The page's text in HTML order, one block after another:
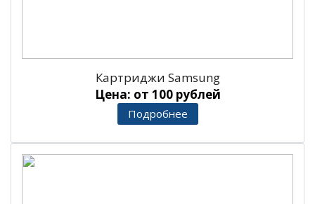
Картриджи Samsung
Цена: от 100 рублей
Подробнее